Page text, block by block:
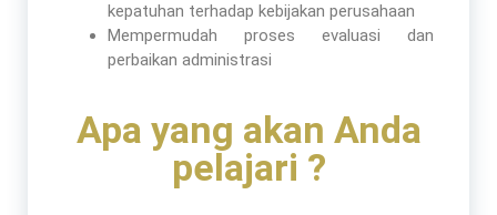
kepatuhan terhadap kebijakan perusahaan
Mempermudah proses evaluasi dan
perbaikan administrasi
Apa yang akan Anda
pelajari ?